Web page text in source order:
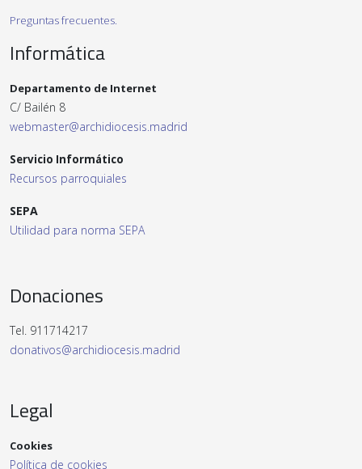
Preguntas frecuentes.
Informática
Departamento de Internet
C/ Bailén 8
webmaster@archidiocesis.madrid
Servicio Informático
Recursos parroquiales
SEPA
Utilidad para norma SEPA
Donaciones
Tel. 911714217
donativos@archidiocesis.madrid
Legal
Cookies
Política de cookies